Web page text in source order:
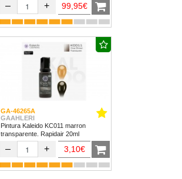
– + 99,95€
GA-46265A
GAAHLERI
Pintura Kaleido KC011 marron
transparente. Rapidair 20ml
– + 3,10€